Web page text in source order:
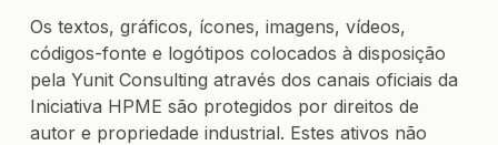
Os textos, gráficos, ícones, imagens, vídeos,
códigos-fonte e logótipos colocados à disposição
pela Yunit Consulting através dos canais oficiais da
Iniciativa HPME são protegidos por direitos de
autor e propriedade industrial. Estes ativos não